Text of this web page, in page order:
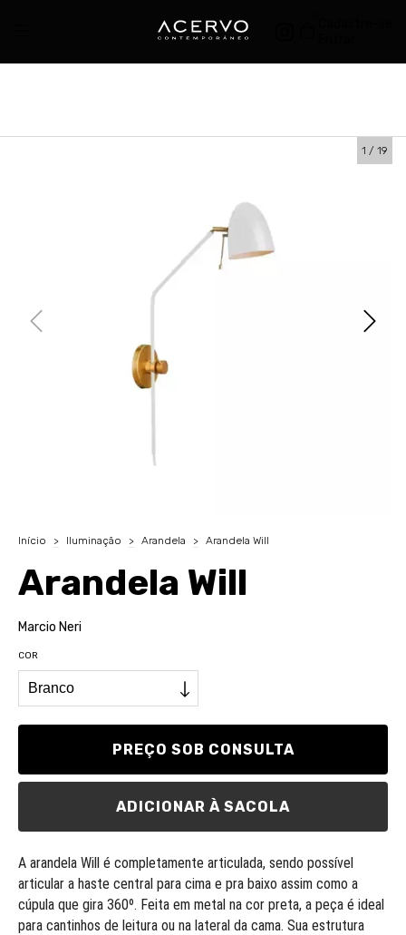
1 / 19
Início > Iluminação > Arandela > Arandela Will
Arandela Will
Marcio Neri
COR
ADICIONAR À SACOLA
A arandela Will é completamente articulada, sendo possível
articular a haste central para cima e pra baixo assim como a
cúpula que gira 360º. Feita em metal na cor preta, a peça é ideal
para cantinhos de leitura ou na lateral da cama. Sua estrutura